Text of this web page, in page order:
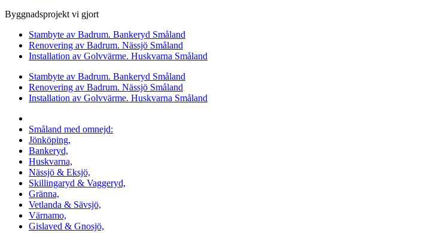
Byggnadsprojekt vi gjort
Stambyte av Badrum. Bankeryd Småland
Renovering av Badrum. Nässjö Småland
Installation av Golvvärme. Huskvarna Småland
Stambyte av Badrum. Bankeryd Småland
Renovering av Badrum. Nässjö Småland
Installation av Golvvärme. Huskvarna Småland
Småland med omnejd:
Jönköping,
Bankeryd,
Huskvarna,
Nässjö & Eksjö,
Skillingaryd & Vaggeryd,
Gränna,
Vetlanda & Sävsjö,
Värnamo,
Gislaved & Gnosjö,